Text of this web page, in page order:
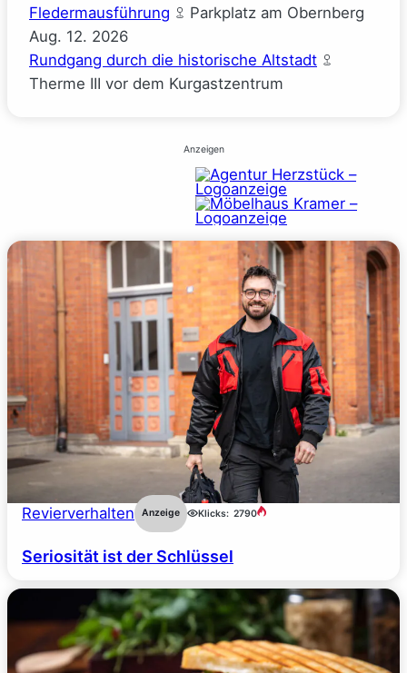
Fledermausführung
Parkplatz am Obernberg
Aug. 12. 2026
Rundgang durch die historische Altstadt
Therme III vor dem Kurgastzentrum
Anzeigen
Revierverhalten Anzeige Klicks: 2790
Seriosität ist der Schlüssel